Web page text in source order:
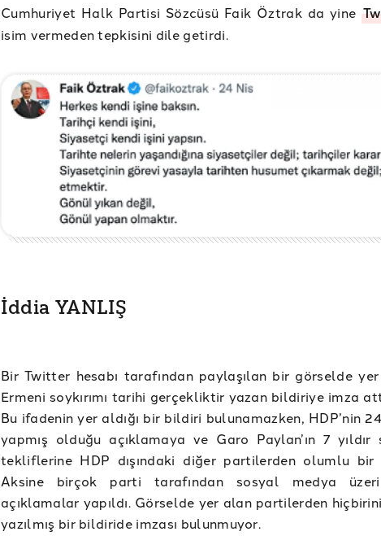
Cumhuriyet Halk Partisi Sözcüsü Faik Öztrak da yine
isim vermeden tepkisini dile getirdi.
İddia YANLIŞ
Bir Twitter hesabı tarafından paylaşılan bir görselde
Ermeni soykırımı tarihi gerçekliktir yazan bildiriye imza
Bu ifadenin yer aldığı bir bildiri bulunamazken, HDP’nin
yapmış olduğu açıklamaya ve Garo Paylan’ın 7 yıldır
tekliflerine HDP dışındaki diğer partilerden olumlu
Aksine birçok parti tarafından sosyal medya
açıklamalar yapıldı. Görselde yer alan partilerden
yazılmış bir bildiride imzası bulunmuyor.